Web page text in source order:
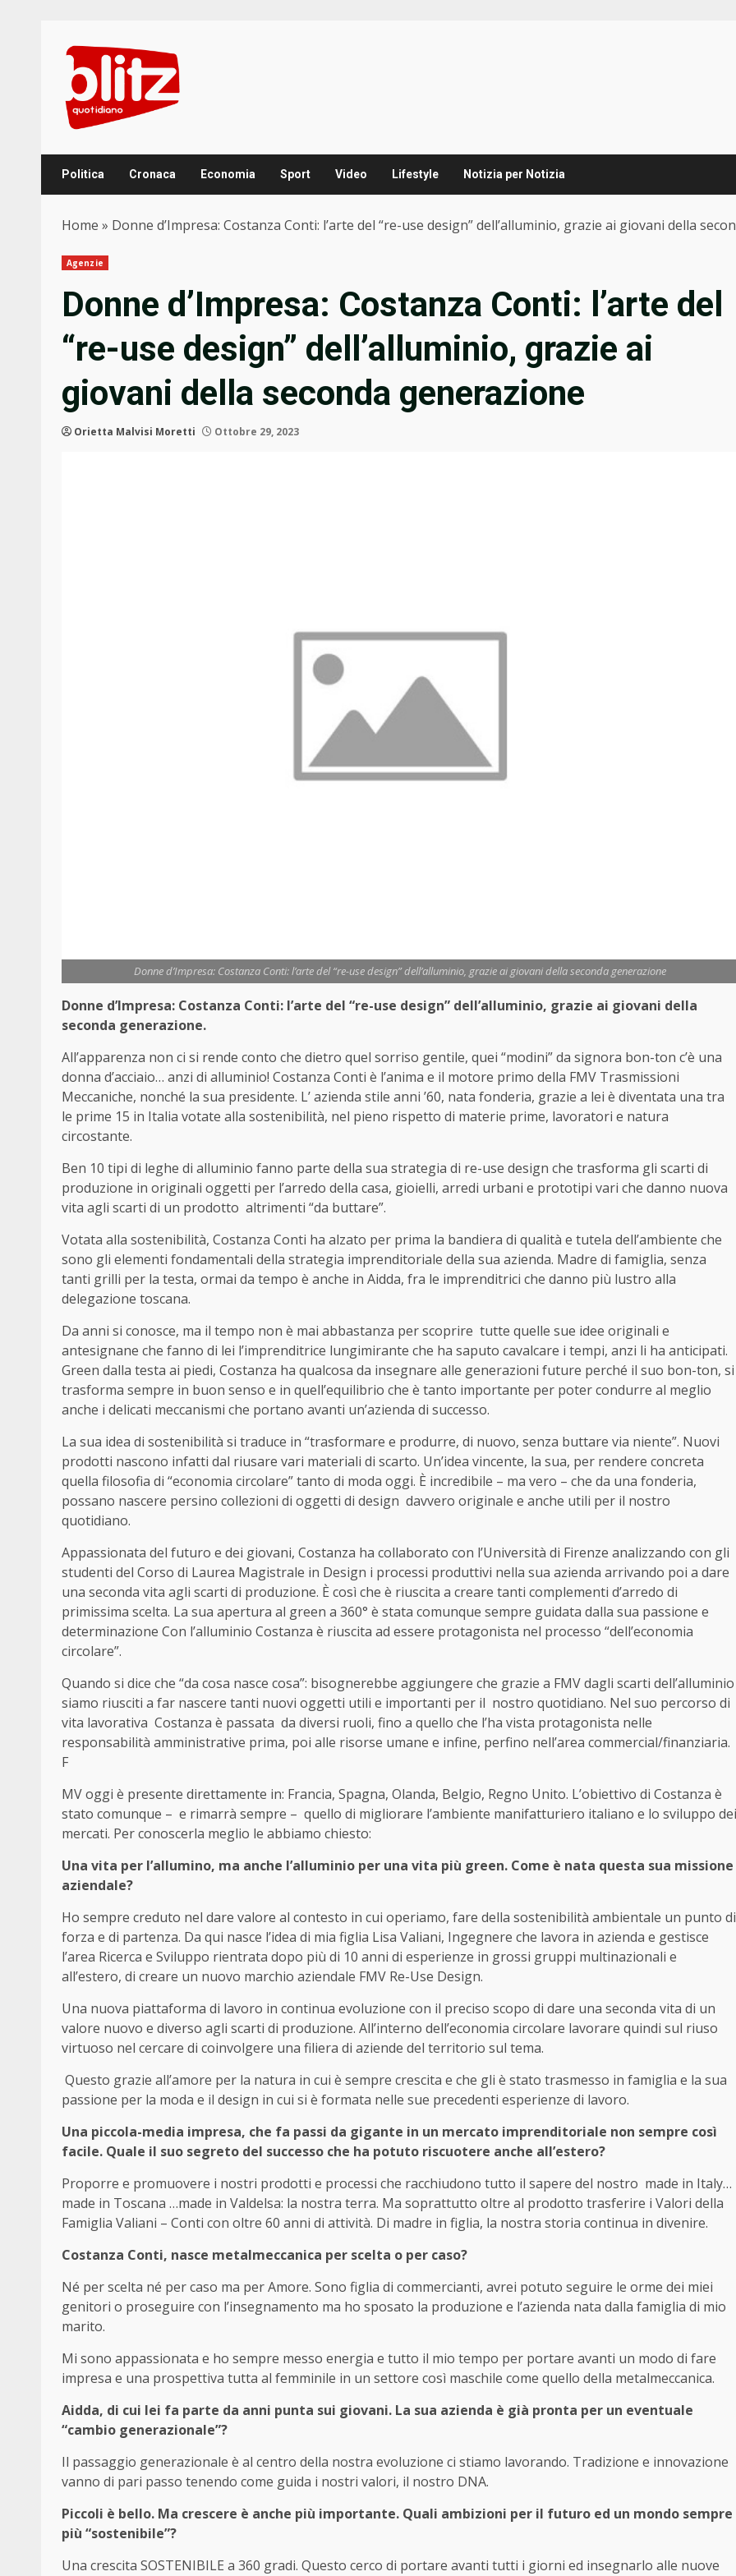
content
Politica Cronaca Economia Sport Video Lifestyle Notizia per Notizia
Home » Donne d’Impresa: Costanza Conti: l’arte del “re-use design” dell’alluminio, grazie ai giovani della
Agenzie
Donne d’Impresa: Costanza Conti: l’arte del
“re-use design” dell’alluminio, grazie ai
giovani della seconda generazione
Orietta Malvisi Moretti Ottobre 29, 2023
Donne d’Impresa: Costanza Conti: l’arte del “re-use design” dell’alluminio, grazie ai giovani della seconda generazione
Donne d’Impresa: Costanza Conti: l’arte del “re-use design” dell’alluminio, grazie ai giovani della
seconda generazione.
All’apparenza non ci si rende conto che dietro quel sorriso gentile, quei “modini” da signora bon-ton c’è una
donna d’acciaio… anzi di alluminio! Costanza Conti è l’anima e il motore primo della FMV Trasmissioni
Meccaniche, nonché la sua presidente. L’ azienda stile anni ’60, nata fonderia, grazie a lei è diventata una tra
le prime 15 in Italia votate alla sostenibilità, nel pieno rispetto di materie prime, lavoratori e natura
circostante.
Ben 10 tipi di leghe di alluminio fanno parte della sua strategia di re-use design che trasforma gli scarti di
produzione in originali oggetti per l’arredo della casa, gioielli, arredi urbani e prototipi vari che danno nuova
vita agli scarti di un prodotto altrimenti “da buttare”.
Votata alla sostenibilità, Costanza Conti ha alzato per prima la bandiera di qualità e tutela dell’ambiente che
sono gli elementi fondamentali della strategia imprenditoriale della sua azienda. Madre di famiglia, senza
tanti grilli per la testa, ormai da tempo è anche in Aidda, fra le imprenditrici che danno più lustro alla
delegazione toscana.
Da anni si conosce, ma il tempo non è mai abbastanza per scoprire tutte quelle sue idee originali e
antesignane che fanno di lei l’imprenditrice lungimirante che ha saputo cavalcare i tempi, anzi li ha anticipati.
Green dalla testa ai piedi, Costanza ha qualcosa da insegnare alle generazioni future perché il suo bon-ton, si
trasforma sempre in buon senso e in quell’equilibrio che è tanto importante per poter condurre al meglio
anche i delicati meccanismi che portano avanti un’azienda di successo.
La sua idea di sostenibilità si traduce in “trasformare e produrre, di nuovo, senza buttare via niente”. Nuovi
prodotti nascono infatti dal riusare vari materiali di scarto. Un’idea vincente, la sua, per rendere concreta
quella filosofia di “economia circolare” tanto di moda oggi. È incredibile – ma vero – che da una fonderia,
possano nascere persino collezioni di oggetti di design davvero originale e anche utili per il nostro
quotidiano.
Appassionata del futuro e dei giovani, Costanza ha collaborato con l’Università di Firenze analizzando con gli
studenti del Corso di Laurea Magistrale in Design i processi produttivi nella sua azienda arrivando poi a dare
una seconda vita agli scarti di produzione. È così che è riuscita a creare tanti complementi d’arredo di
primissima scelta. La sua apertura al green a 360° è stata comunque sempre guidata dalla sua passione e
determinazione Con l’alluminio Costanza è riuscita ad essere protagonista nel processo “dell’economia
circolare”.
Quando si dice che “da cosa nasce cosa”: bisognerebbe aggiungere che grazie a FMV dagli scarti dell’alluminio
siamo riusciti a far nascere tanti nuovi oggetti utili e importanti per il nostro quotidiano. Nel suo percorso di
vita lavorativa Costanza è passata da diversi ruoli, fino a quello che l’ha vista protagonista nelle
responsabilità amministrative prima, poi alle risorse umane e infine, perfino nell’area commercial/finanziaria.
F
MV oggi è presente direttamente in: Francia, Spagna, Olanda, Belgio, Regno Unito. L’obiettivo di Costanza è
stato comunque – e rimarrà sempre – quello di migliorare l’ambiente manifatturiero italiano e lo sviluppo dei
mercati. Per conoscerla meglio le abbiamo chiesto:
Una vita per l’allumino, ma anche l’alluminio per una vita più green. Come è nata questa sua missione
aziendale?
Ho sempre creduto nel dare valore al contesto in cui operiamo, fare della sostenibilità ambientale un punto di
forza e di partenza. Da qui nasce l’idea di mia figlia Lisa Valiani, Ingegnere che lavora in azienda e gestisce
l’area Ricerca e Sviluppo rientrata dopo più di 10 anni di esperienze in grossi gruppi multinazionali e
all’estero, di creare un nuovo marchio aziendale FMV Re-Use Design.
Una nuova piattaforma di lavoro in continua evoluzione con il preciso scopo di dare una seconda vita di un
valore nuovo e diverso agli scarti di produzione. All’interno dell’economia circolare lavorare quindi sul riuso
virtuoso nel cercare di coinvolgere una filiera di aziende del territorio sul tema.
Questo grazie all’amore per la natura in cui è sempre crescita e che gli è stato trasmesso in famiglia e la sua
passione per la moda e il design in cui si è formata nelle sue precedenti esperienze di lavoro.
Una piccola-media impresa, che fa passi da gigante in un mercato imprenditoriale non sempre così
facile. Quale il suo segreto del successo che ha potuto riscuotere anche all’estero?
Proporre e promuovere i nostri prodotti e processi che racchiudono tutto il sapere del nostro made in Italy…
made in Toscana …made in Valdelsa: la nostra terra. Ma soprattutto oltre al prodotto trasferire i Valori della
Famiglia Valiani – Conti con oltre 60 anni di attività. Di madre in figlia, la nostra storia continua in divenire.
Costanza Conti, nasce metalmeccanica per scelta o per caso?
Né per scelta né per caso ma per Amore. Sono figlia di commercianti, avrei potuto seguire le orme dei miei
genitori o proseguire con l’insegnamento ma ho sposato la produzione e l’azienda nata dalla famiglia di mio
marito.
Mi sono appassionata e ho sempre messo energia e tutto il mio tempo per portare avanti un modo di fare
impresa e una prospettiva tutta al femminile in un settore così maschile come quello della metalmeccanica.
Aidda, di cui lei fa parte da anni punta sui giovani. La sua azienda è già pronta per un eventuale
“cambio generazionale”?
Il passaggio generazionale è al centro della nostra evoluzione ci stiamo lavorando. Tradizione e innovazione
vanno di pari passo tenendo come guida i nostri valori, il nostro DNA.
Piccoli è bello. Ma crescere è anche più importante. Quali ambizioni per il futuro ed un mondo sempre
più “sostenibile”?
Una crescita SOSTENIBILE a 360 gradi. Questo cerco di portare avanti tutti i giorni ed insegnarlo alle nuove